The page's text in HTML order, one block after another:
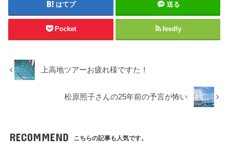
はてブ 送る
Pocket feedly
上高地ツアーお疲れ様ですた！
松原照子さんの25年前の予言が怖い
RECOMMEND こちらの記事も人気です。